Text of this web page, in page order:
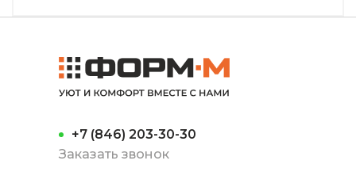
+7 (846) 203-30-30
Заказать звонок